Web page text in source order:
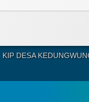
KIP DESA